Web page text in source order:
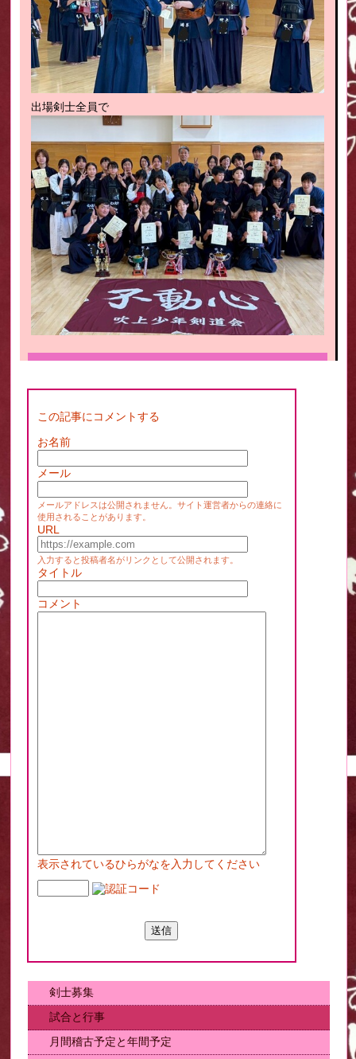
出場剣士全員で
この記事にコメントする
お名前
メール
メールアドレスは公開されません。サイト運営者からの連絡に
使用されることがあります。
URL
入力すると投稿者名がリンクとして公開されます。
タイトル
コメント
表示されているひらがなを入力してください
剣士募集
試合と行事
月間稽古予定と年間予定